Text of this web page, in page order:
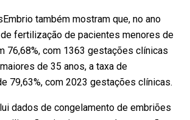
também mostram que, no ano
fertilização de pacientes menores de
76,68%, com 1363 gestações clínicas
de 35 anos, a taxa de
79,63%, com 2023 gestações clínicas.
dados de congelamento de embriões